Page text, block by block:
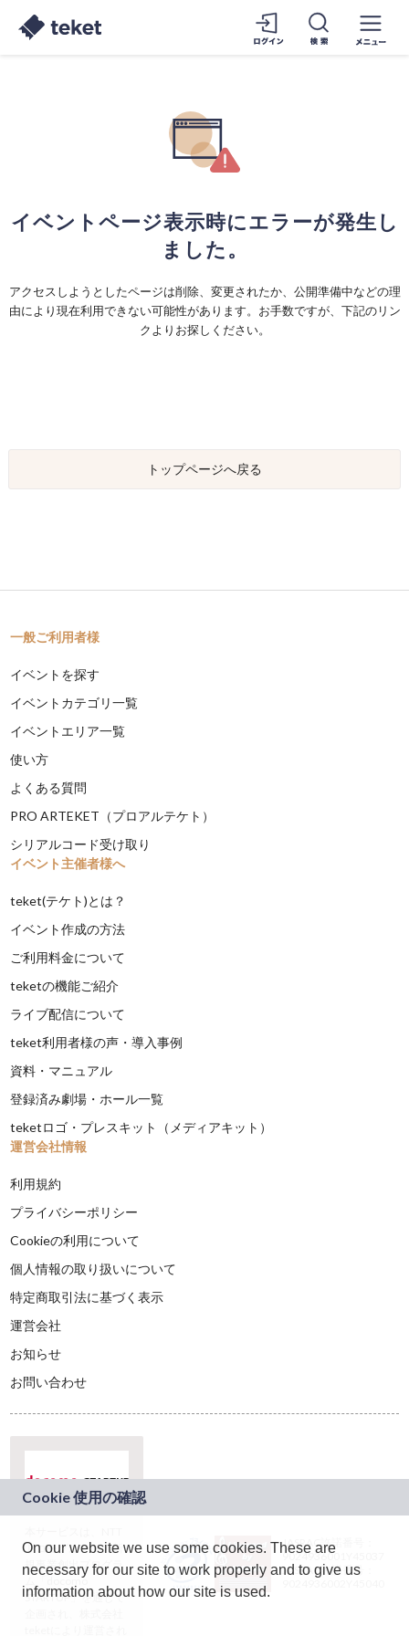
イベントページ表示時にエラーが発生し
ました。
アクセスしようとしたページは削除、変更されたか、公開準備中などの理
由により現在利用できない可能性があります。お手数ですが、下記のリン
クよりお探しください。
トップページへ戻る
一般ご利用者様
イベントを探す
イベントカテゴリ一覧
イベントエリア一覧
使い方
よくある質問
PRO ARTEKET（プロアルテケト）
シリアルコード受け取り
イベント主催者様へ
teket(テケト)とは？
イベント作成の方法
ご利用料金について
teketの機能ご紹介
ライブ配信について
teket利用者様の声・導入事例
資料・マニュアル
登録済み劇場・ホール一覧
teketロゴ・プレスキット（メディアキット）
運営会社情報
利用規約
プライバシーポリシー
Cookieの利用について
個人情報の取り扱いについて
特定商取引法に基づく表示
運営会社
お知らせ
お問い合わせ
ドコモグループの新
規事業創出プログラ
ム「docomo
STARTUP」を通じて
JASRAC許諾番号：
9024936001Y45037
JASRAC許諾番号：
On our website we use some cookies. These are
necessary for our site to work properly and to give us
information about how our site is used.